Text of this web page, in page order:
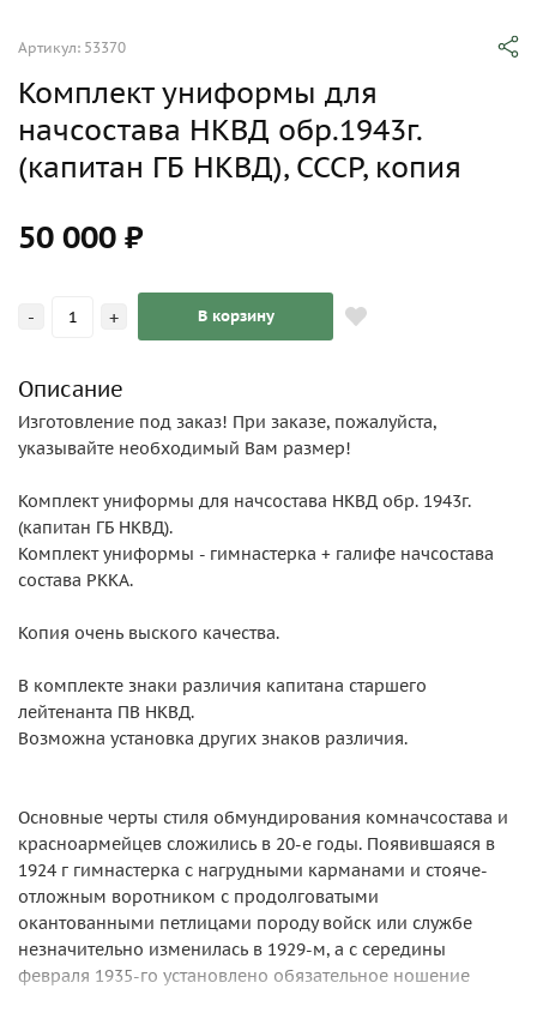
Артикул: 53370
Комплект униформы для
начсостава НКВД обр.1943г.
(капитан ГБ НКВД), СССР, копия
50 000 ₽
- + В корзину
Описание
Изготовление под заказ! При заказе, пожалуйста,
указывайте необходимый Вам размер!
Комплект униформы для начсостава НКВД обр. 1943г.
(капитан ГБ НКВД).
Комплект униформы - гимнастерка + галифе начсостава
состава РККА.
Копия очень выского качества.
В комплекте знаки различия капитана старшего
лейтенанта ПВ НКВД.
Возможна установка других знаков различия.
Основные черты стиля обмундирования комначсостава и
красноармейцев сложились в 20-е годы. Появившаяся в
1924 г гимнастерка с нагрудными карманами и стояче-
отложным воротником с продолговатыми
окантованными петлицами породу войск или службе
незначительно изменилась в 1929-м, а с середины
февраля 1935-го установлено обязательное ношение